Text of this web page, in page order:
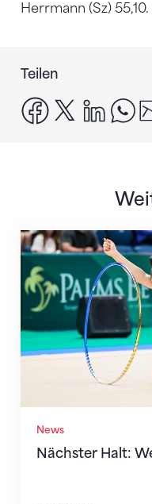
Herrmann (Sz) 55,10.
Teilen
facebook
x
News
Nächster Halt:
Nächster Halt: